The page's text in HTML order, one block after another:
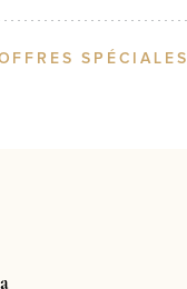
SPÉCIALES